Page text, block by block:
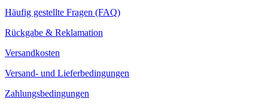
Häufig gestellte Fragen (FAQ)
Rückgabe & Reklamation
Versandkosten
Versand- und Lieferbedingungen
Zahlungsbedingungen